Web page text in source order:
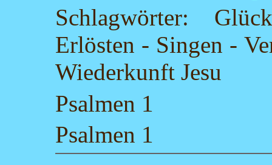
Schlagwörter:
Erlösten - Singen -
Wiederkunft Jesu
Psalmen 1
Psalmen 1